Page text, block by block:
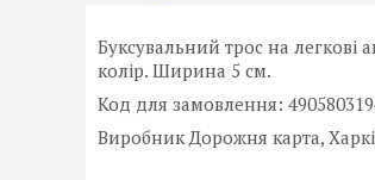
Буксувальний трос на легкові
колір. Ширина 5 см.
Код для замовлення:
Виробник Дорожня карта,